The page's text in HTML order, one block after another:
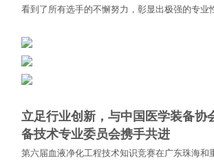
看到了所有选手的不懈努力，彰显出极强的专业
立足行业创新，与中国医学装备协
备技术专业委员会携手共进
第六届血液净化工程技术知识竞赛在广东珠海和